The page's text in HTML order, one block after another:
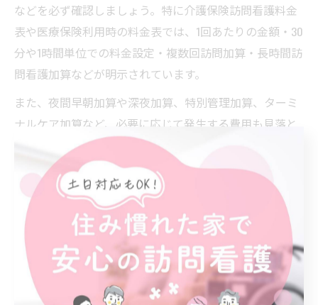
などを必ず確認しましょう。特に介護保険訪問看護料金
表や医療保険利用時の料金表では、1回あたりの金額・30
分や1時間単位での料金設定・複数回訪問加算・長時間訪
問看護加算などが明示されています。
また、夜間早朝加算や深夜加算、特別管理加算、ターミ
ナルケア加算など、必要に応じて発生する費用も見落と
しやすいポイントです。自費サービス利用時の料金表
や、キャンセル料の有無、訪問看護指示書の料金など
も、事前に把握しておくことで後々のトラブルを防げま
す。料金表は定期的に改定されるため、最新の令和6年版
など、最新情報を必ず確認しましょう。
訪問看護ステーションの対応時間と費用の関係
訪問看護の対応時間と費用は密接に関係しています。例